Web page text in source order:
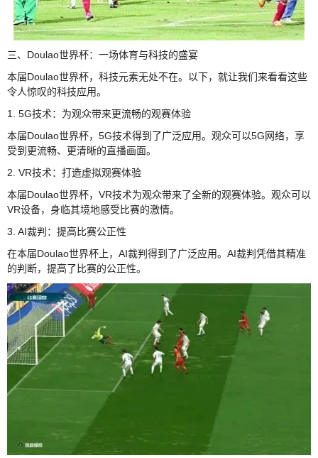
三、Doulao世界杯：一场体育与科技的盛宴
本届Doulao世界杯，科技元素无处不在。以下，就让我们来看看这些
令人惊叹的科技应用。
1. 5G技术：为观众带来更流畅的观赛体验
本届Doulao世界杯，5G技术得到了广泛应用。观众可以5G网络，享
受到更流畅、更清晰的直播画面。
2. VR技术：打造虚拟观赛体验
本届Doulao世界杯，VR技术为观众带来了全新的观赛体验。观众可以
VR设备，身临其境地感受比赛的激情。
3. AI裁判：提高比赛公正性
在本届Doulao世界杯上，AI裁判得到了广泛应用。AI裁判凭借其精准
的判断，提高了比赛的公正性。